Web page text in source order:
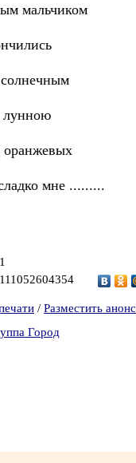
мальчиком
лунною
оранжевых
мне .........
/ Разместить анонс
Город